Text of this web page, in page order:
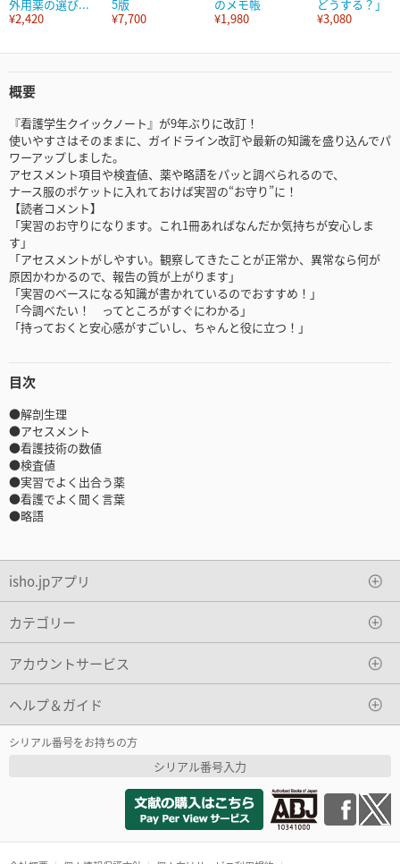
外用薬の選び...
¥2,420
5版
¥7,700
のメモ帳
¥1,980
どうする？」
¥3,080
概要
『看護学生クイックノート』が9年ぶりに改訂！
使いやすさはそのままに、ガイドライン改訂や最新の知識を盛り込んでパ
ワーアップしました。
アセスメント項目や検査値、薬や略語をパッと調べられるので、
ナース服のポケットに入れておけば実習の“お守り”に！
【読者コメント】
「実習のお守りになります。これ1冊あればなんだか気持ちが安心しま
す」
「アセスメントがしやすい。観察してきたことが正常か、異常なら何が
原因かわかるので、報告の質が上がります」
「実習のベースになる知識が書かれているのでおすすめ！」
「今調べたい！ ってところがすぐにわかる」
「持っておくと安心感がすごいし、ちゃんと役に立つ！」
目次
●解剖生理
●アセスメント
●看護技術の数値
●検査値
●実習でよく出合う薬
●看護でよく聞く言葉
●略語
isho.jpアプリ
カテゴリー
アカウントサービス
ヘルプ＆ガイド
シリアル番号をお持ちの方
シリアル番号入力